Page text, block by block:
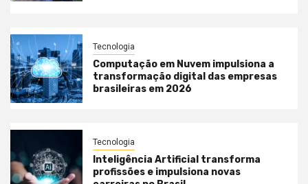
Tecnologia
Computação em Nuvem impulsiona a
transformação digital das empresas
brasileiras em 2026
Tecnologia
Inteligência Artificial transforma
profissões e impulsiona novas